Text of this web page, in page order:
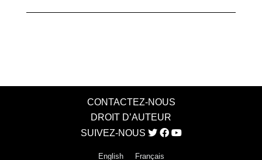
CONTACTEZ-NOUS
DROIT D’AUTEUR
SUIVEZ-NOUS
English Français